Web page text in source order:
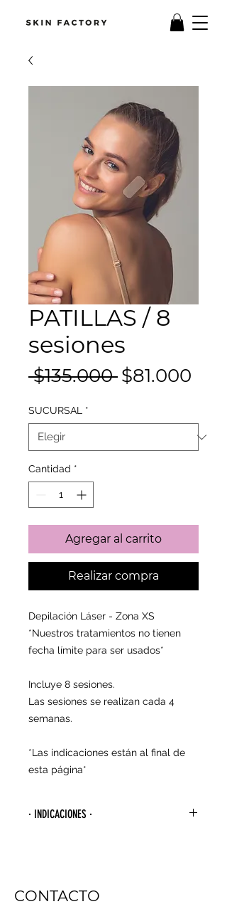
PATILLAS / 8
sesiones
$135.000 Precio
$81.000
SUCURSAL *
Cantidad *
Agregar al carrito
Realizar compra
Depilación Láser - Zona XS
*Nuestros tratamientos no tienen
fecha límite para ser usados*
Incluye 8 sesiones.
Las sesiones se realizan cada 4
semanas.
*Las indicaciones están al final de
esta página*
· INDICACIONES ·
(cera, hilo, pinzas, bandas
CONTACTO